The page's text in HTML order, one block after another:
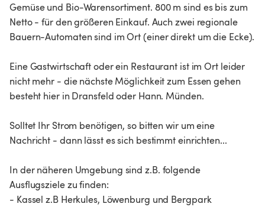
Gemüse und Bio-Warensortiment. 800 m sind es bis zum
Netto - für den größeren Einkauf. Auch zwei regionale
Bauern-Automaten sind im Ort (einer direkt um die Ecke).
Eine Gastwirtschaft oder ein Restaurant ist im Ort leider
nicht mehr - die nächste Möglichkeit zum Essen gehen
besteht hier in Dransfeld oder Hann. Münden.
Solltet Ihr Strom benötigen, so bitten wir um eine
Nachricht - dann lässt es sich bestimmt einrichten...
In der näheren Umgebung sind z.B. folgende
Ausflugsziele zu finden:
- Kassel z.B Herkules, Löwenburg und Bergpark